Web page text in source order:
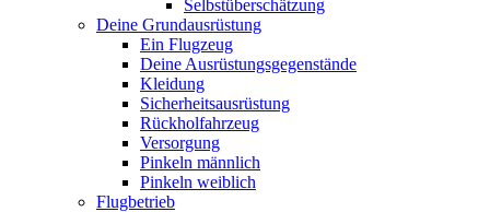
Selbstüberschätzung
Deine Grundausrüstung
Ein Flugzeug
Deine Ausrüstungsgegenstände
Kleidung
Sicherheitsausrüstung
Rückholfahrzeug
Versorgung
Pinkeln männlich
Pinkeln weiblich
Flugbetrieb